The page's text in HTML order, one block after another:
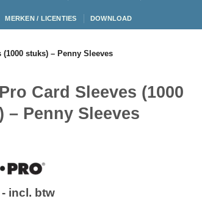
MERKEN / LICENTIES DOWNLOAD
stuks) – Penny Sleeves
Card Sleeves (1000
– Penny Sleeves
- incl. btw